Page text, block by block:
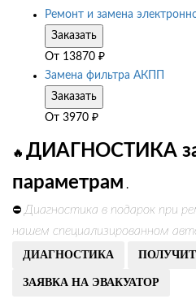
Ремонт и замена
Заказать
От 13870 ₽
Замена фильтра АКПП
Заказать
От 3970 ₽
🔥 ДИАГНОСТИКА
параметрам .
⛔ Диагностика в подарок при
нашем специализированном
ДИАГНОСТИКА
ЗАЯВКА НА ЭВАКУАТОР